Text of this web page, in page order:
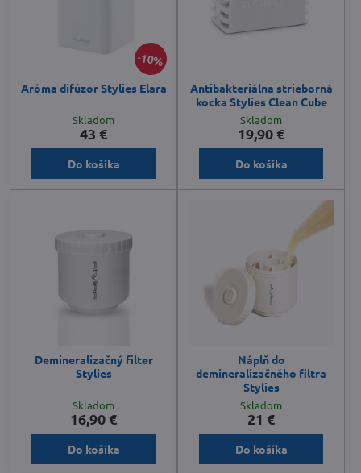
10%
Aróma difúzor Stylies Elara
Skladom
43 €
Do košíka
Antibakteriálna strieborná
kocka Stylies Clean Cube
Skladom
19,90 €
Do košíka
Demineralizačný filter
Stylies
Skladom
16,90 €
Do košíka
Náplň do
demineralizačného filtra
Stylies
Skladom
21 €
Do košíka